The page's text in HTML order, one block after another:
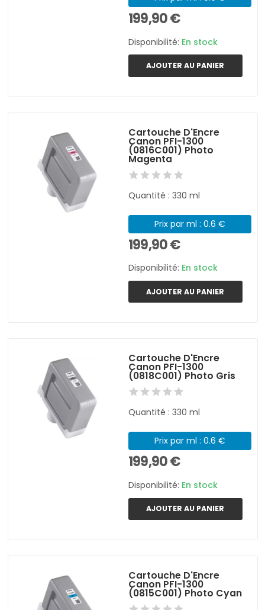
199,90 €
Disponibilité: En stock
AJOUTER AU PANIER
Cartouche D'Encre
Canon PFI-1300
(0816C001) Photo
Magenta
Quantité : 330 ml
Prix par ml : 0.6 €
199,90 €
Disponibilité: En stock
AJOUTER AU PANIER
Cartouche D'Encre
Canon PFI-1300
(0818C001) Photo Gris
Quantité : 330 ml
Prix par ml : 0.6 €
199,90 €
Disponibilité: En stock
AJOUTER AU PANIER
Cartouche D'Encre
Canon PFI-1300
(0815C001) Photo Cyan